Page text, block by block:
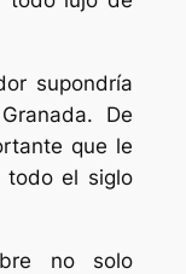
supondría
De
que le
todo el siglo
no solo